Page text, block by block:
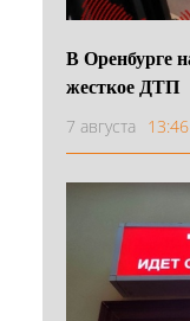
В Оренбурге
жесткое ДТП
7 августа 13:46